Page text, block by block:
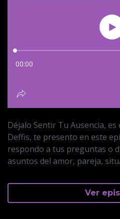
Déjalo Sentir Tu Ausencia,
Deffis, te presento en este
respondo a tus preguntas o
asuntos del amor, pareja,
Ver